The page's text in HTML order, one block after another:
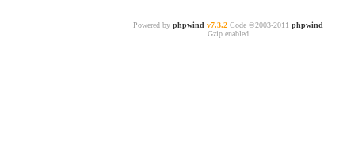
Powered by phpwind v7.3.2 Code ©2003-2011 phpwind
Gzip enabled